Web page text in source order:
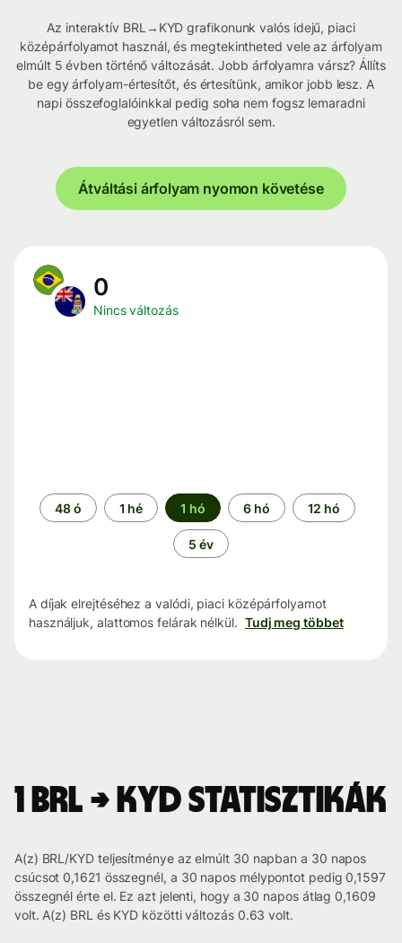
Az interaktív BRL→KYD grafikonunk valós idejű, piaci
középárfolyamot használ, és megtekintheted vele az árfolyam
elmúlt 5 évben történő változását. Jobb árfolyamra vársz? Állíts
be egy árfolyam-értesítőt, és értesítünk, amikor jobb lesz. A
napi összefoglalóinkkal pedig soha nem fogsz lemaradni
egyetlen változásról sem.
Átváltási árfolyam nyomon követése
0
Nincs változás
Időszak
48 ó 1 hé 1 hó 6 hó 12 hó
5 év
A díjak elrejtéséhez a valódi, piaci középárfolyamot
használjuk, alattomos felárak nélkül. Tudj meg többet
1 BRL → KYD statisztikák
A(z) BRL/KYD teljesítménye az elmúlt 30 napban a 30 napos
csúcsot 0,1621 összegnél, a 30 napos mélypontot pedig 0,1597
összegnél érte el. Ez azt jelenti, hogy a 30 napos átlag 0,1609
volt. A(z) BRL és KYD közötti változás 0.63 volt.